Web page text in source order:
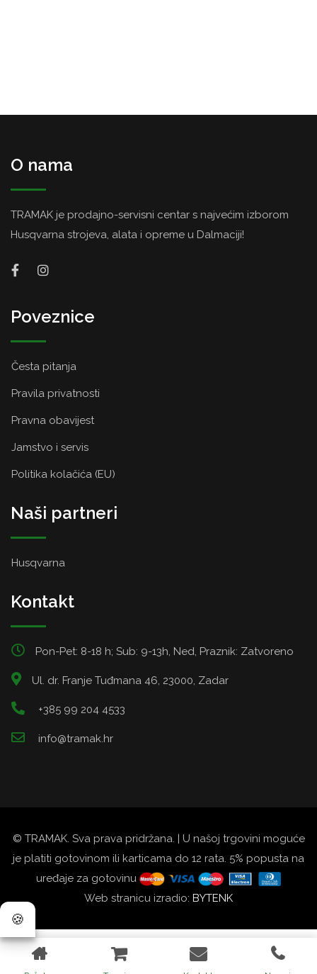
O nama
TRAMAK je prodajno-servisni centar s najvećim izborom
Husqvarna strojeva, alata i opreme u Dalmaciji!
Poveznice
Česta pitanja
Pravila privatnosti
Pravna obavijest
Jamstvo i servis
Politika kolačića (EU)
Naši partneri
Husqvarna
Kontakt
Pon-Pet: 8-18 h; Sub: 9-13h, Ned, Praznik: Zatvoreno
Ul. dr. Franje Tuđmana 46, 23000, Zadar
+385 99 204 4533
info@tramak.hr
© TRAMAK. Sva prava pridržana. | U našoj trgovini moguće
je platiti gotovinom ili karticama do 12 rata. 5% popusta na
uređaje za gotovinu
Web stranicu izradio: BYTENK